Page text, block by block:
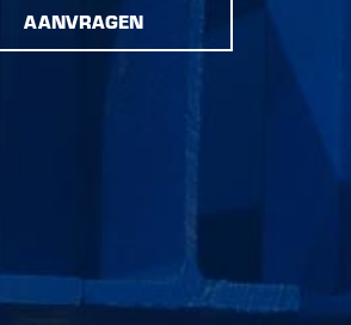
AANVRAGEN